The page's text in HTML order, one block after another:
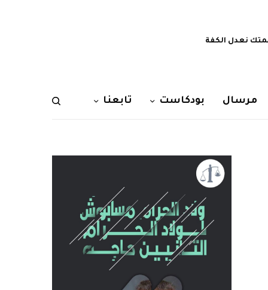
نعدل الكفة
مرسال بودكاست تابعنا